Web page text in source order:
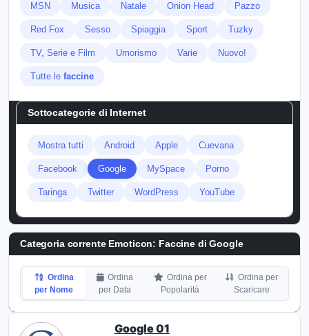
MSN Musica Natale Onion Head Pazzo
Red Fox Sesso Spiaggia Sport Tuzky
TV, Serie e Film Umorismo Varie Nuovo!
Tutte le faccine
Sottocategorie di Internet
Mostra tutti Android Apple Cuevana
Facebook Google MySpace Porno
Taringa Twitter WordPress YouTube
Categoria corrente Emoticon: Faccine di Google
Ordina
per Nome
Ordina
per Data
Ordina per
Popolarità
Ordina per
Scaricare
Google 01